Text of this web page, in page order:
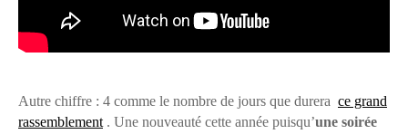
Autre chiffre : 4 comme le nombre de jours que durera ce grand
rassemblement . Une nouveauté cette année puisqu’une soirée